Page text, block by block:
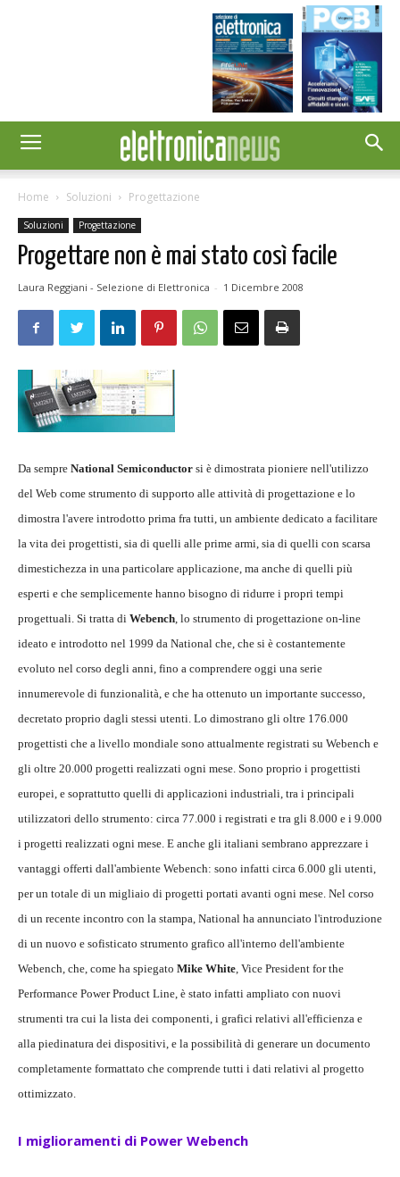
Home Soluzioni Progettazione
Soluzioni Progettazione
Progettare non è mai stato così facile
Laura Reggiani - Selezione di Elettronica - 1 Dicembre 2008
Da sempre National Semiconductor si è dimostrata pioniere nell'utilizzo
del Web come strumento di supporto alle attività di progettazione e lo
dimostra l'avere introdotto prima fra tutti, un ambiente dedicato a facilitare
la vita dei progettisti, sia di quelli alle prime armi, sia di quelli con scarsa
dimestichezza in una particolare applicazione, ma anche di quelli più
esperti e che semplicemente hanno bisogno di ridurre i propri tempi
progettuali. Si tratta di Webench, lo strumento di progettazione on-line
ideato e introdotto nel 1999 da National che, che si è costantemente
evoluto nel corso degli anni, fino a comprendere oggi una serie
innumerevole di funzionalità, e che ha ottenuto un importante successo,
decretato proprio dagli stessi utenti. Lo dimostrano gli oltre 176.000
progettisti che a livello mondiale sono attualmente registrati su Webench e
gli oltre 20.000 progetti realizzati ogni mese. Sono proprio i progettisti
europei, e soprattutto quelli di applicazioni industriali, tra i principali
utilizzatori dello strumento: circa 77.000 i registrati e tra gli 8.000 e i 9.000
i progetti realizzati ogni mese. E anche gli italiani sembrano apprezzare i
vantaggi offerti dall'ambiente Webench: sono infatti circa 6.000 gli utenti,
per un totale di un migliaio di progetti portati avanti ogni mese. Nel corso
di un recente incontro con la stampa, National ha annunciato l'introduzione
di un nuovo e sofisticato strumento grafico all'interno dell'ambiente
Webench, che, come ha spiegato Mike White, Vice President for the
Performance Power Product Line, è stato infatti ampliato con nuovi
strumenti tra cui la lista dei componenti, i grafici relativi all'efficienza e
alla piedinatura dei dispositivi, e la possibilità di generare un documento
completamente formattato che comprende tutti i dati relativi al progetto
ottimizzato.
I miglioramenti di Power Webench